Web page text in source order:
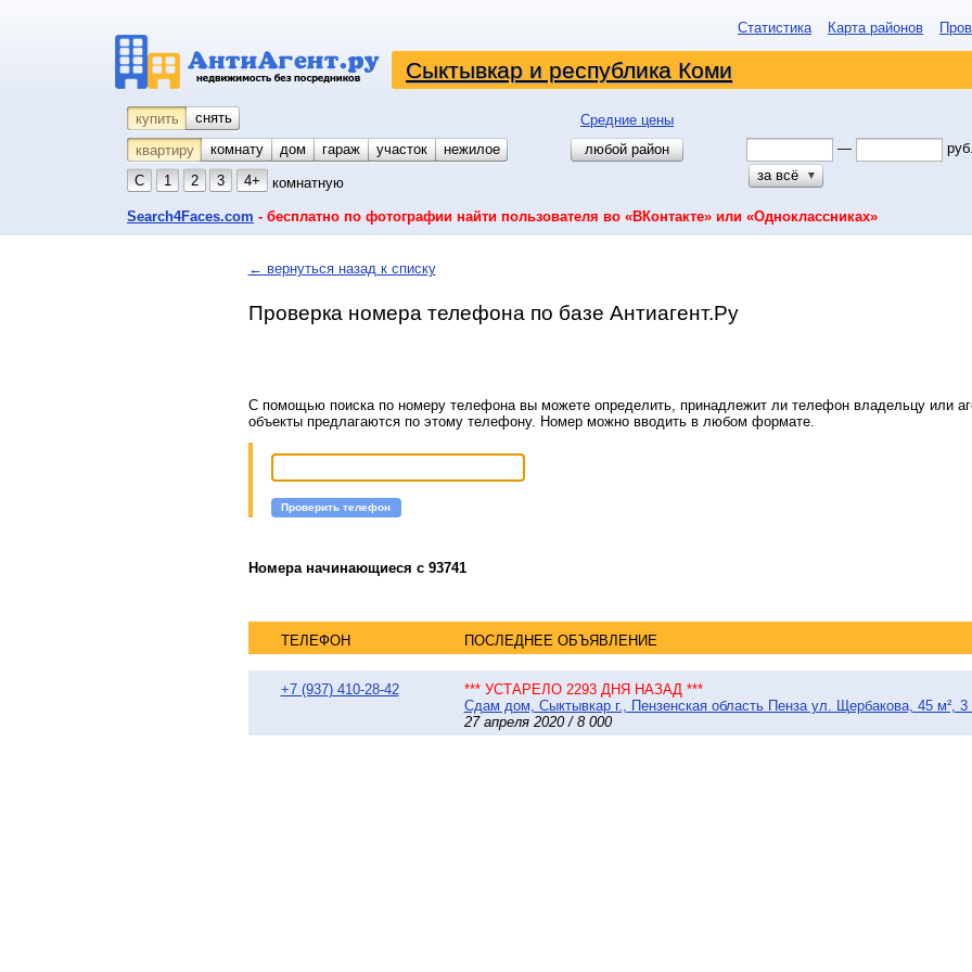
Статистика Карта районов
Сыктывкар и республика Коми
купить снять
Средние цены
квартиру
комнату койко-место
дом гараж участок
нежилое
С
1 2 3 4+ комнатную
любой район —
руб.
за всё
▼
Search4Faces.com - бесплатно по фотографии найти пользователя во «ВКонтакте» или «Одноклассниках»
← вернуться назад к списку
Проверка номера телефона по базе Антиагент.Ру
С помощью поиска по номеру телефона вы можете определить, принадлежит ли телефон владельцу или
объекты предлагаются по этому телефону. Номер можно вводить в любом формате.
Проверить телефон
Номера начинающиеся с 93741
ТЕЛЕФОН ПОСЛЕДНЕЕ ОБЪЯВЛЕНИЕ
+7 (937) 410-28-42
*** УСТАРЕЛО 2293 ДНЯ НАЗАД ***
Сдам дом, Сыктывкар г., Пензенская область Пенза ул. Щербакова, 45 м², 3
27 апреля 2020 / 8 000